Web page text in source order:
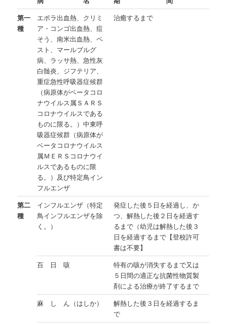
第一
種
エボラ出血熱、クリミ
ア・コンゴ出血熱、痘
そう、南米出血熱、ペ
スト、マールブルグ
病、ラッサ熱、急性灰
白髄炎、ジフテリア、
重症急性呼吸器症候群
（病原体がベータコロ
ナウイルス属ＳＡＲＳ
コロナウイルスである
ものに限る。）中東呼
吸器症候群（病原体が
ベータコロナウイルス
属ＭＥＲＳコロナウイ
ルスであるものに限
る。）及び特定鳥イン
フルエンザ
治癒するまで
第二
種
インフルエンザ（特定
鳥インフルエンザを除
く。）
発症した後５日を経過し、か
つ、解熱した後２日を経過す
るまで（幼児は解熱した後３
日を経過するまで【登校許可
書は不要】
百 日 咳
特有の咳が消失するまで又は
５日間の適正な抗菌性物質製
剤による治療が終了するまで
麻 し ん（はしか）
解熱した後３日を経過するま
で